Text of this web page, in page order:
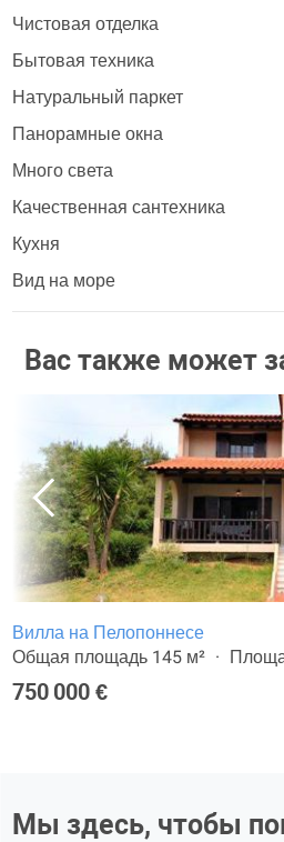
Чистовая отделка
Бытовая техника
Натуральный паркет
Панорамные окна
Много света
Качественная сантехника
Кухня
Вид на море
Вас также может
Вилла на Пелопоннесе
Общая площадь 145 м²
750 000 €
Мы здесь, чтобы